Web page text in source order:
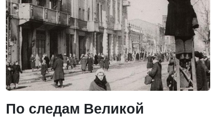
По следам Великой